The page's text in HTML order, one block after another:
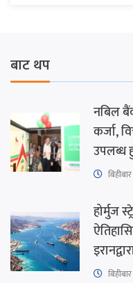
बाट थप
नबिल
कर्जा,
उपलब्ध
होर्मुज